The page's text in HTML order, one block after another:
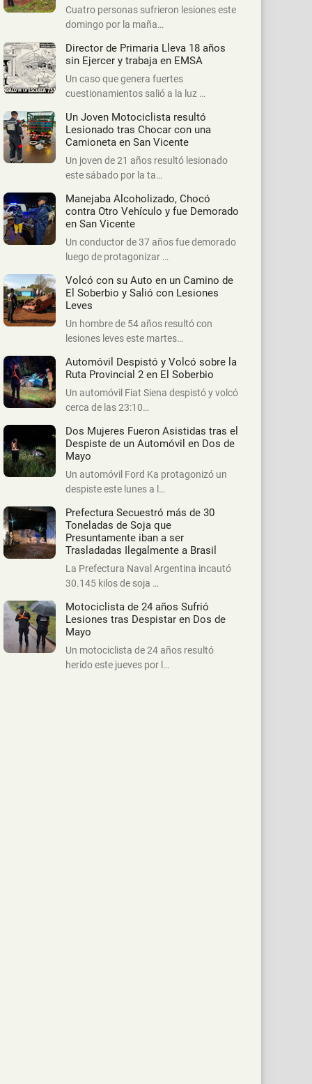
Cuatro personas sufrieron lesiones este
domingo por la maña…
Director de Primaria Lleva 18 años
sin Ejercer y trabaja en EMSA
Un caso que genera fuertes
cuestionamientos salió a la luz …
Un Joven Motociclista resultó
Lesionado tras Chocar con una
Camioneta en San Vicente
Un joven de 21 años resultó lesionado
este sábado por la ta…
Manejaba Alcoholizado, Chocó
contra Otro Vehículo y fue Demorado
en San Vicente
Un conductor de 37 años fue demorado
luego de protagonizar …
Volcó con su Auto en un Camino de
El Soberbio y Salió con Lesiones
Leves
Un hombre de 54 años resultó con
lesiones leves este martes…
Automóvil Despistó y Volcó sobre la
Ruta Provincial 2 en El Soberbio
Un automóvil Fiat Siena despistó y volcó
cerca de las 23:10…
Dos Mujeres Fueron Asistidas tras el
Despiste de un Automóvil en Dos de
Mayo
Un automóvil Ford Ka protagonizó un
despiste este lunes a l…
Prefectura Secuestró más de 30
Toneladas de Soja que
Presuntamente iban a ser
Trasladadas Ilegalmente a Brasil
La Prefectura Naval Argentina incautó
30.145 kilos de soja …
Motociclista de 24 años Sufrió
Lesiones tras Despistar en Dos de
Mayo
Un motociclista de 24 años resultó
herido este jueves por l…